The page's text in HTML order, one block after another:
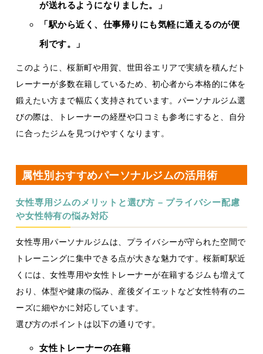
が送れるようになりました。」
「駅から近く、仕事帰りにも気軽に通えるのが便
利です。」
このように、桜新町や用賀、世田谷エリアで実績を積んだト
レーナーが多数在籍しているため、初心者から本格的に体を
鍛えたい方まで幅広く支持されています。パーソナルジム選
びの際は、トレーナーの経歴や口コミも参考にすると、自分
に合ったジムを見つけやすくなります。
属性別おすすめパーソナルジムの活用術
女性専用ジムのメリットと選び方 – プライバシー配慮
や女性特有の悩み対応
女性専用パーソナルジムは、プライバシーが守られた空間で
トレーニングに集中できる点が大きな魅力です。桜新町駅近
くには、女性専用や女性トレーナーが在籍するジムも増えて
おり、体型や健康の悩み、産後ダイエットなど女性特有のニ
ーズに細やかに対応しています。
選び方のポイントは以下の通りです。
女性トレーナーの在籍